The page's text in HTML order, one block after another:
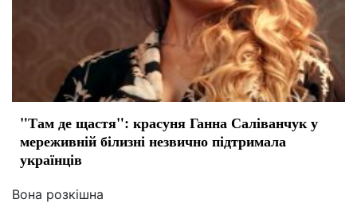
"Там де щастя": красуня Ганна Саліванчук у
мереживній білизні незвично підтримала
українців
Вона розкішна